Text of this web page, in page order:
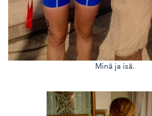
Minä ja isä.